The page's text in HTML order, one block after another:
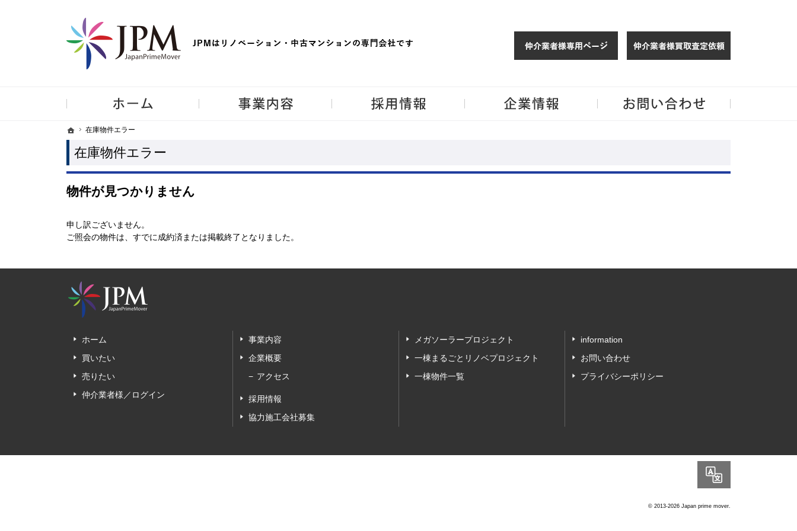
ホーム
在庫物件エラー
在庫物件エラー
物件が見つかりません
申し訳ございません。
ご照会の物件は、すでに成約済または掲載終了となりました。
ホーム
買いたい
売りたい
仲介業者様／ログイン
事業内容
企業概要
アクセス
採用情報
協力施工会社募集
メガソーラープロジェクト
一棟まるごとリノベプロジェクト
一棟物件一覧
information
お問い合わせ
プライバシーポリシー
ホーム
在庫物件エラー
© 2013-2026 Japan prime mover.